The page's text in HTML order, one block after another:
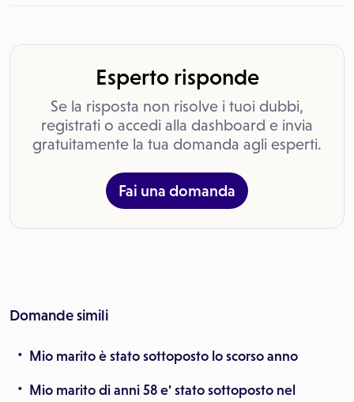
Esperto risponde
Se la risposta non risolve i tuoi dubbi,
registrati o accedi alla dashboard e invia
gratuitamente la tua domanda agli esperti.
Fai una domanda
Domande simili
Mio marito è stato sottoposto lo scorso anno
Mio marito di anni 58 e' stato sottoposto nel